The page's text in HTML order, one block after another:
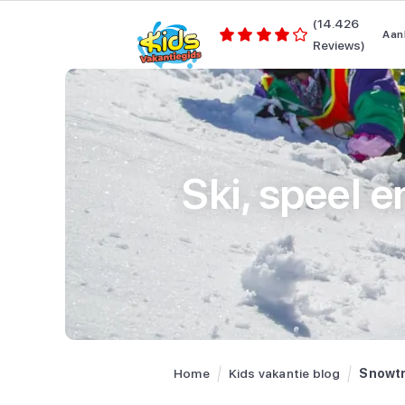
(14.426
Reviews)
Ski, speel
Home Kids vakantie blog